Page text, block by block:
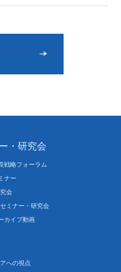
・研究会
戦略フォーラム
ナー
会
ミナー・研究会
カイブ動画
への視点